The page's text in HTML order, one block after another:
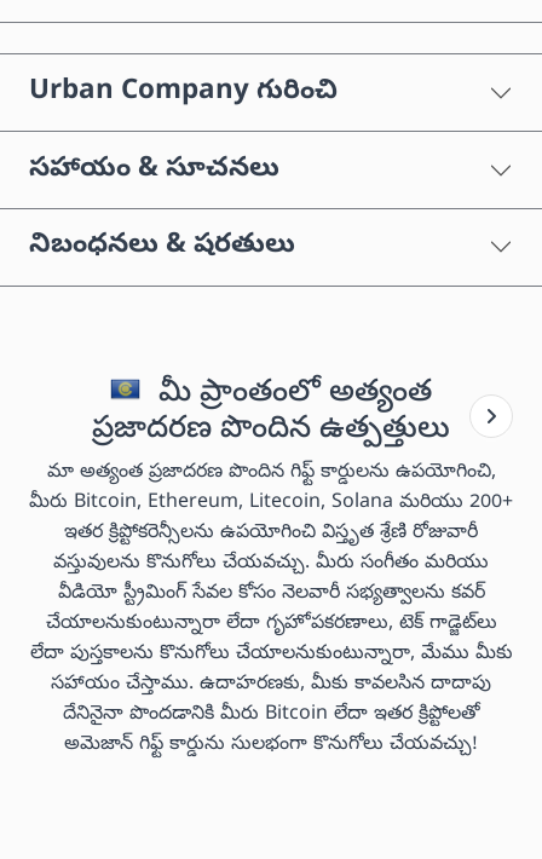
Urban Company గురించి
సహాయం & సూచనలు
నిబంధనలు & షరతులు
మీ ప్రాంతంలో అత్యంత
ప్రజాదరణ పొందిన ఉత్పత్తులు
మా అత్యంత ప్రజాదరణ పొందిన గిఫ్ట్ కార్డులను ఉపయోగించి,
మీరు Bitcoin, Ethereum, Litecoin, Solana మరియు 200+
ఇతర క్రిప్టోకరెన్సీలను ఉపయోగించి విస్తృత శ్రేణి రోజువారీ
వస్తువులను కొనుగోలు చేయవచ్చు. మీరు సంగీతం మరియు
వీడియో స్ట్రీమింగ్ సేవల కోసం నెలవారీ సభ్యత్వాలను కవర్
చేయాలనుకుంటున్నారా లేదా గృహోపకరణాలు, టెక్ గాడ్జెట్‌లు
లేదా పుస్తకాలను కొనుగోలు చేయాలనుకుంటున్నారా, మేము మీకు
సహాయం చేస్తాము. ఉదాహరణకు, మీకు కావలసిన దాదాపు
దేనినైనా పొందడానికి మీరు Bitcoin లేదా ఇతర క్రిప్టోలతో
అమెజాన్ గిఫ్ట్ కార్డును సులభంగా కొనుగోలు చేయవచ్చు!